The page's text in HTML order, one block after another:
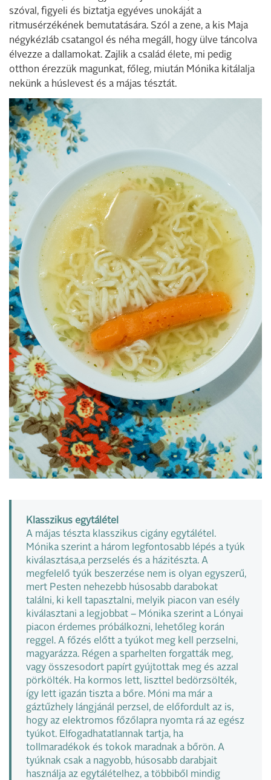
szóval, figyeli és biztatja egyéves unokáját a
ritmusérzékének bemutatására. Szól a zene, a kis Maja
négykézláb csatangol és néha megáll, hogy ülve táncolva
élvezze a dallamokat. Zajlik a család élete, mi pedig
otthon érezzük magunkat, főleg, miután Mónika kitálalja
nekünk a húslevest és a májas tésztát.
Klasszikus egytálétel
A májas tészta klasszikus cigány egytálétel.
Mónika szerint a három legfontosabb lépés a tyúk
kiválasztása,a perzselés és a házitészta. A
megfelelő tyúk beszerzése nem is olyan egyszerű,
mert Pesten nehezebb húsosabb darabokat
találni, ki kell tapasztalni, melyik piacon van esély
kiválasztani a legjobbat – Mónika szerint a Lónyai
piacon érdemes próbálkozni, lehetőleg korán
reggel. A főzés előtt a tyúkot meg kell perzselni,
magyarázza. Régen a sparhelten forgatták meg,
vagy összesodort papírt gyújtottak meg és azzal
pörkölték. Ha kormos lett, liszttel bedörzsölték,
így lett igazán tiszta a bőre. Móni ma már a
gáztűzhely lángjánál perzsel, de előfordult az is,
hogy az elektromos főzőlapra nyomta rá az egész
tyúkot. Elfogadhatatlannak tartja, ha
tollmaradékok és tokok maradnak a bőrön. A
tyúknak csak a nagyobb, húsosabb darabjait
használja az egytálételhez, a többiből mindig